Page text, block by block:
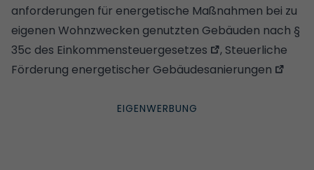
an­for­de­run­gen für ener­ge­ti­sche Maß­nah­men bei zu
ei­ge­nen Wohn­zwe­cken ge­nutz­ten Ge­bäu­den nach §
35c des Ein­kom­men­steu­er­ge­set­zes
, Steu­er­li­che
För­de­rung ener­ge­ti­scher Ge­bäu­des­a­nie­run­gen